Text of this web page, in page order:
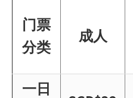
门票
分类
成人
一日